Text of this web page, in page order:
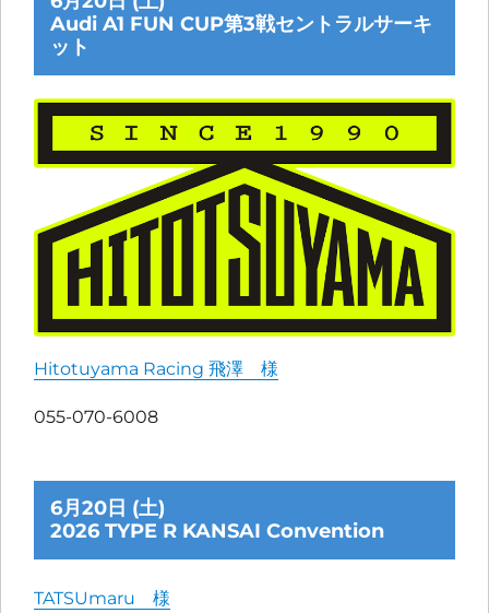
Audi A1 FUN CUP第3戦セントラルサーキ
ット
Hitotuyama Racing 飛澤 様
055-070-6008
6月20日 (土)
2026 TYPE R KANSAI Convention
TATSUmaru 様